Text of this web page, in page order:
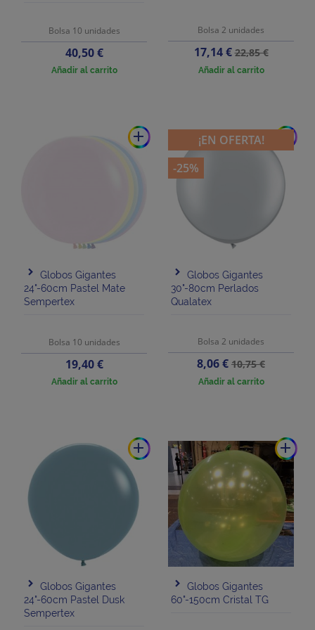
Bolsa 10 unidades
Precio
40,50 €
Añadir al carrito
Bolsa 2 unidades
Precio
17,14 €Precio
base
22,85 €
Añadir al carrito
add
Globos Gigantes
24"-60cm Pastel Mate
Sempertex
Bolsa 10 unidades
Precio
19,40 €
Añadir al carrito
add
Globos Gigantes
30"-80cm Perlados
Qualatex
Bolsa 2 unidades
Precio
8,06 €Precio
base
10,75 €
Añadir al carrito
¡EN OFERTA!
-25%
add
Globos Gigantes
24"-60cm Pastel Dusk
Sempertex
add
Globos Gigantes
60"-150cm Cristal TG